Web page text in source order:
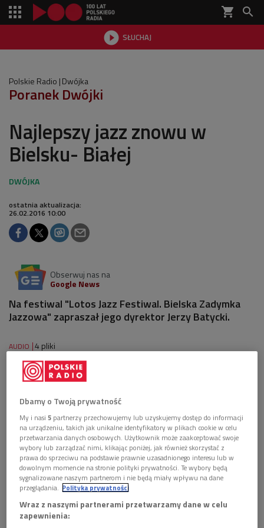
shopping_cart 
 SŁUCHAJ

Polskie Radio Dwójka
Poranek Dwójki
Najlepszy jazz znowu w
Bielsku- Białej
ostatnia aktualizacja:
26.02.2016 10:00
Obserwuj nas na
Google News
Na festiwal "Lotos Jazz Festiwal. Bielska Zadymka
Jazzowa" zapraszał jego dyrektor Jerzy Batycki.
AUDIO 4 pliki
 04'32
Bielska Zadymka Jazzowa" (Poranek Dwójki)
 13'00 
Rozmowa z Arturem Dutkiewiczem (Poranek
Dwójki)
 04'06
Kamil Radomski rozmawia z Krzysztofem
Dbamy o Twoją prywatność
My i nasi5 partnerzy przechowujemy lub uzyskujemy dostęp do informacji
na urządzeniu, takich jak unikalne identyfikatory w plikach cookie w celu
przetwarzania danych osobowych. Użytkownik może zaakceptować swoje
wybory lub zarządzać nimi, klikając poniżej, jak również skorzystać z
prawa do sprzeciwu na podstawie prawnie uzasadnionego interesu lub w
dowolnym momencie na stronie polityki prywatności. Te wybory będą
sygnalizowane naszym partnerom i nie będą miały wpływu na dane
przeglądania. Polityka prywatności
Wraz z naszymi partnerami przetwarzamy dane w celu
zapewnienia: